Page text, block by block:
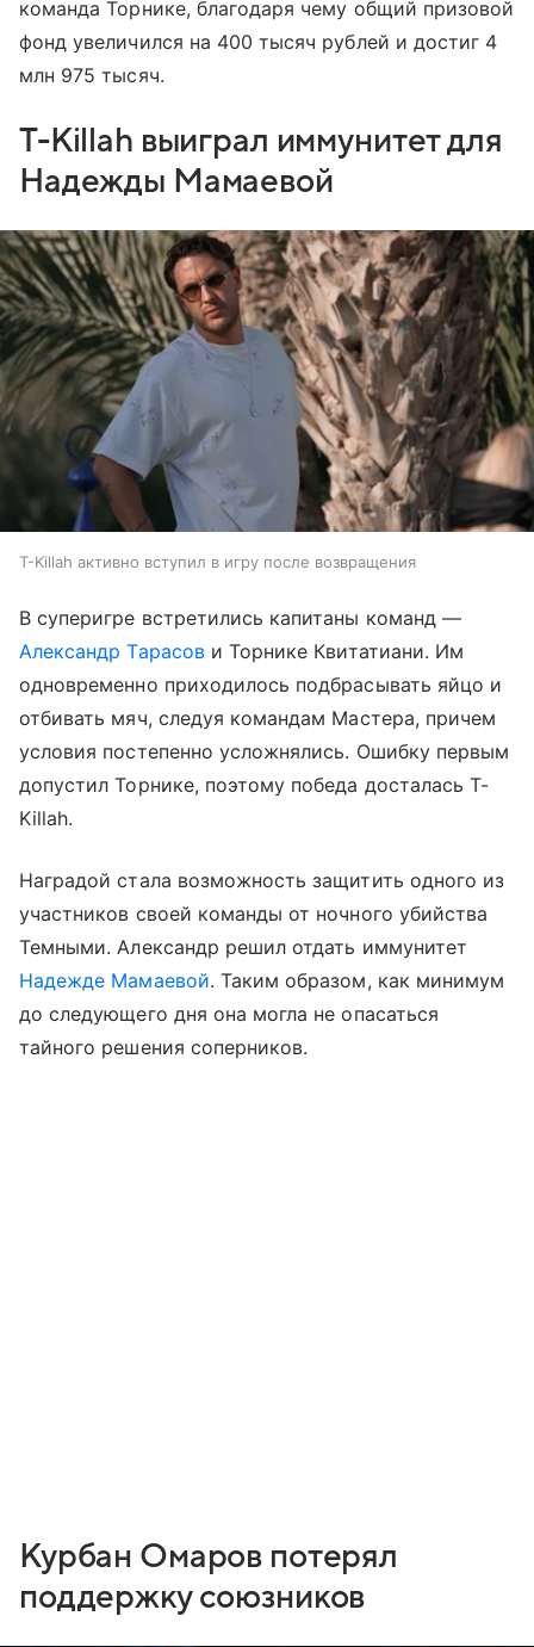
команда Торнике, благодаря чему общий призовой
фонд увеличился на 400 тысяч рублей и достиг 4
млн 975 тысяч.
T-Killah выиграл иммунитет для
Надежды Мамаевой
T-Killah активно вступил в игру после возвращения
В суперигре встретились капитаны команд —
Александр Тарасови Торнике Квитатиани. Им
одновременно приходилось подбрасывать яйцо и
отбивать мяч, следуя командам Мастера, причем
условия постепенно усложнялись. Ошибку первым
допустил Торнике, поэтому победа досталась T-
Killah.
Наградой стала возможность защитить одного из
участников своей команды от ночного убийства
Темными. Александр решил отдать иммунитет
Надежде Мамаевой. Таким образом, как минимум
до следующего дня она могла не опасаться
тайного решения соперников.
Курбан Омаров потерял
поддержку союзников